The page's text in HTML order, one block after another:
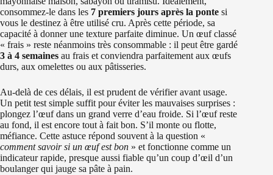
consommez-le dans les 7 premiers jours après la ponte si
vous le destinez à être utilisé cru. Après cette période, sa
capacité à donner une texture parfaite diminue. Un œuf classé
« frais » reste néanmoins très consommable : il peut être gardé
3 à 4 semaines au frais et conviendra parfaitement aux œufs
durs, aux omelettes ou aux pâtisseries.
Au-delà de ces délais, il est prudent de vérifier avant usage.
Un petit test simple suffit pour éviter les mauvaises surprises :
plongez l’œuf dans un grand verre d’eau froide. Si l’œuf reste
au fond, il est encore tout à fait bon. S’il monte ou flotte,
méfiance. Cette astuce répond souvent à la question «
comment savoir si un œuf est bon » et fonctionne comme un
indicateur rapide, presque aussi fiable qu’un coup d’œil d’un
boulanger qui jauge sa pâte à pain.